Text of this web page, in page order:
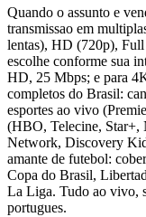
Quando o assunto e
transmissao em
lentas), HD (720p),
escolhe conforme sua
HD, 25 Mbps; e para
completos do Brasil:
esportes ao vivo
(HBO, Telecine,
Network, Discovery
amante de futebol:
Copa do Brasil,
La Liga. Tudo ao vivo,
portugues.